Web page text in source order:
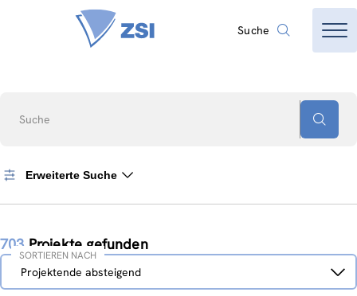
Suche
Suche
Erweiterte Suche
703 Projekte gefunden
Sortieren
nachProjektende absteigend
SORTIEREN NACH